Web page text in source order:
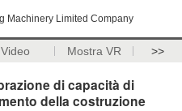
Machinery Limited Company
Video Mostra VR >>
di capacità di
della costruzione